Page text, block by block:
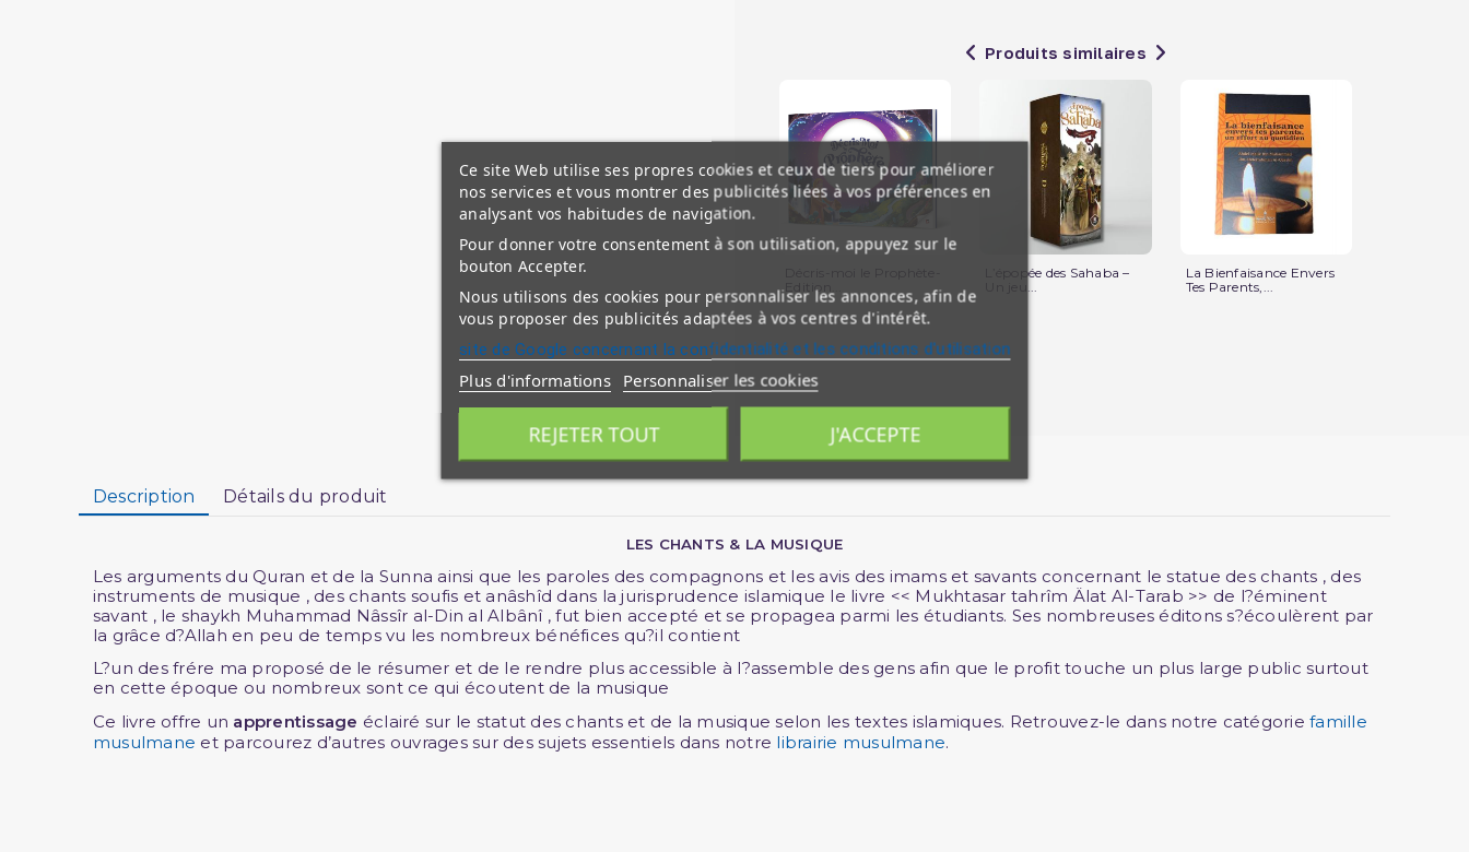
Produits similaires
Edition...
L’épopée des Sahaba –
La Bienfaisance Envers
Tes Parents,...
Description Détails du produit
LES CHANTS & LA MUSIQUE
Les arguments du Quran et de la Sunna ainsi que les paroles des compagnons et les avis des imams et savants concernant le statue des chants , des
instruments de musique , des chants soufis et anâshîd dans la jurisprudence islamique le livre << Mukhtasar tahrîm Älat Al-Tarab >> de l?éminent
savant , le shaykh Muhammad Nâssîr al-Din al Albânî , fut bien accepté et se propagea parmi les étudiants. Ses nombreuses éditons s?écoulèrent par
la grâce d?Allah en peu de temps vu les nombreux bénéfices qu?il contient
L?un des frére ma proposé de le résumer et de le rendre plus accessible à l?assemble des gens afin que le profit touche un plus large public surtout
en cette époque ou nombreux sont ce qui écoutent de la musique
Ce livre offre un apprentissage éclairé sur le statut des chants et de la musique selon les textes islamiques. Retrouvez-le dans notre catégoriefamille
musulmane et parcourez d’autres ouvrages sur des sujets essentiels dans notre librairie musulmane.
Ce site Web utilise ses propres cookies et ceux de tiers pour améliorer
nos services et vous montrer des publicités liées à vos préférences en
analysant vos habitudes de navigation.
Pour donner votre consentement à son utilisation, appuyez sur le
bouton Accepter.
Nous utilisons des cookies pour personnaliser les annonces, afin de
vous proposer des publicités adaptées à vos centres d'intérêt.
site de Google concernant la confidentialité et les conditions d'utilisation
Plus d'informations Personnaliser les cookies
REJETER TOUT J'ACCEPTE